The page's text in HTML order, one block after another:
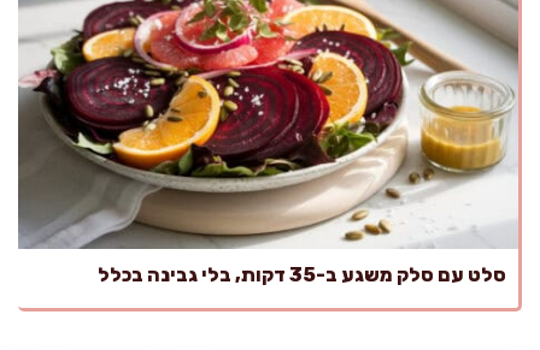
סלט עם סלק משגע ב-35 דקות, בלי גבינה בכלל